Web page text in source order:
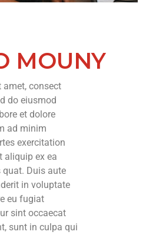
MOUNY
amet, consect
do eiusmod
et dolore
ad minim
exercitation
aliquip ex ea
quat. Duis aute
in voluptate
eu fugiat
sint occaecat
sunt in culpa qui